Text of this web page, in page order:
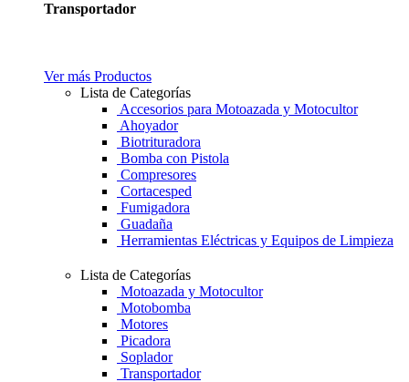
Transportador
Ver más Productos
Lista de Categorías
Accesorios para Motoazada y Motocultor
Ahoyador
Biotrituradora
Bomba con Pistola
Compresores
Cortacesped
Fumigadora
Guadaña
Herramientas Eléctricas y Equipos de Limpieza
Lista de Categorías
Motoazada y Motocultor
Motobomba
Motores
Picadora
Soplador
Transportador